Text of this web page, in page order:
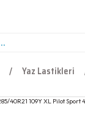
Yaz Lastikleri